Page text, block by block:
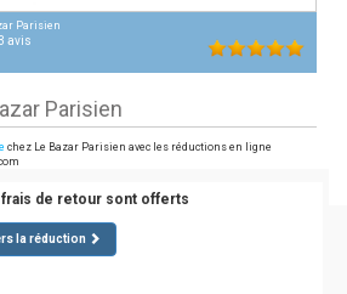
Parisien
avis
Parisien
chez Le Bazar Parisien avec les réductions en ligne
frais de retour sont offerts
la réduction